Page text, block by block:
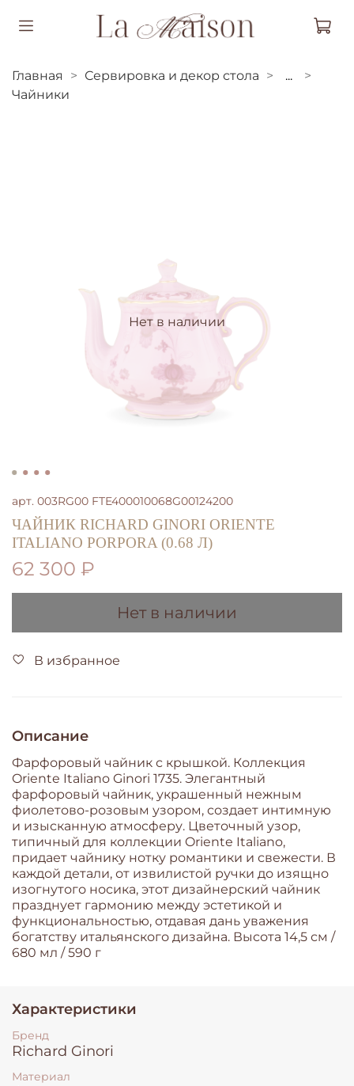
Главная Сервировка и декор стола
...
Чайники
Нет в наличии
арт. 003RG00 FTE400010068G00124200
ЧАЙНИК RICHARD GINORI ORIENTE
ITALIANO PORPORA (0.68 Л)
62 300 ₽
Нет в наличии
В избранное
Описание
Фарфоровый чайник с крышкой. Коллекция
Oriente Italiano Ginori 1735. Элегантный
фарфоровый чайник, украшенный нежным
фиолетово-розовым узором, создает интимную
и изысканную атмосферу. Цветочный узор,
типичный для коллекции Oriente Italiano,
придает чайнику нотку романтики и свежести. В
каждой детали, от извилистой ручки до изящно
изогнутого носика, этот дизайнерский чайник
празднует гармонию между эстетикой и
функциональностью, отдавая дань уважения
богатству итальянского дизайна. Высота 14,5 см /
680 мл / 590 г
Характеристики
Бренд
Richard Ginori
Материал